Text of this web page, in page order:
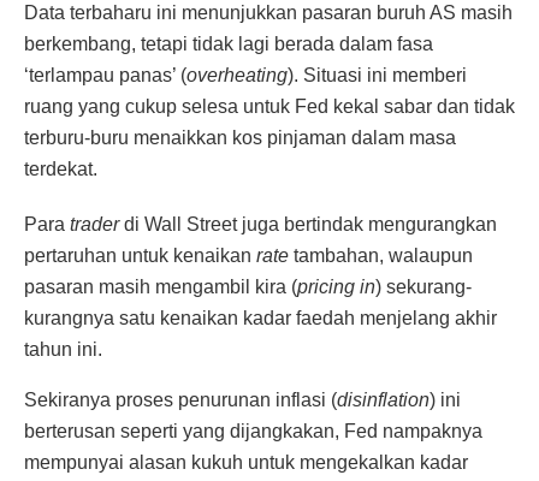
Data terbaharu ini menunjukkan pasaran buruh AS masih
berkembang, tetapi tidak lagi berada dalam fasa
‘terlampau panas’ (overheating). Situasi ini memberi
ruang yang cukup selesa untuk Fed kekal sabar dan tidak
terburu-buru menaikkan kos pinjaman dalam masa
terdekat.
Para traderdi Wall Street juga bertindak mengurangkan
pertaruhan untuk kenaikan rate tambahan, walaupun
pasaran masih mengambil kira (pricing in) sekurang-
kurangnya satu kenaikan kadar faedah menjelang akhir
tahun ini.
Sekiranya proses penurunan inflasi (disinflation) ini
berterusan seperti yang dijangkakan, Fed nampaknya
mempunyai alasan kukuh untuk mengekalkan kadar